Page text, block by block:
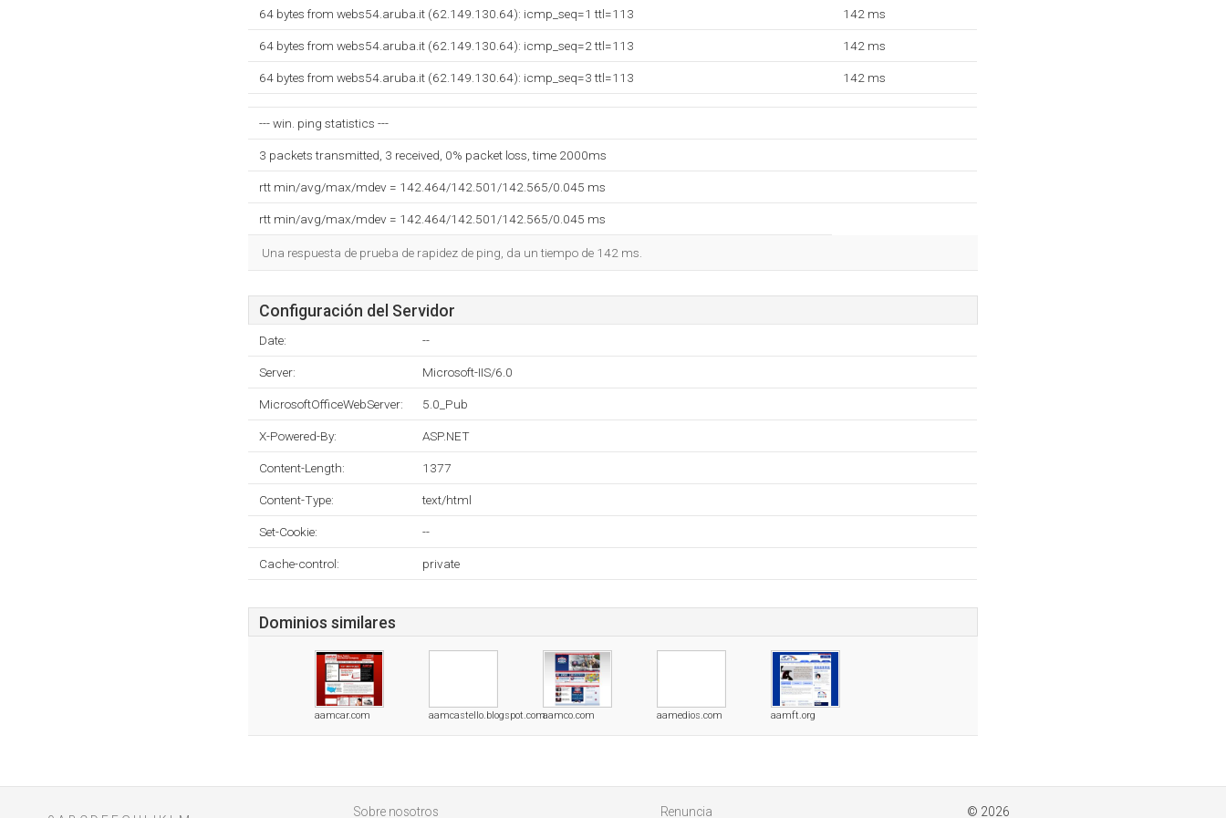
64 bytes from webs54.aruba.it (62.149.130.64): icmp_seq=1 ttl=113 142 ms
64 bytes from webs54.aruba.it (62.149.130.64): icmp_seq=2 ttl=113 142 ms
64 bytes from webs54.aruba.it (62.149.130.64): icmp_seq=3 ttl=113 142 ms
--- win. ping statistics ---
3 packets transmitted, 3 received, 0% packet loss, time 2000ms
rtt min/avg/max/mdev = 142.464/142.501/142.565/0.045 ms
rtt min/avg/max/mdev = 142.464/142.501/142.565/0.045 ms
Una respuesta de prueba de rapidez de ping, da un tiempo de 142 ms.
Configuración del Servidor
Date: --
Server: Microsoft-IIS/6.0
MicrosoftOfficeWebServer: 5.0_Pub
X-Powered-By: ASP.NET
Content-Length: 1377
Content-Type: text/html
Set-Cookie: --
Cache-control: private
Dominios similares
aamcar.com aamcastello.blogspot.comaamco.com aamedios.com aamft.org
Sobre nosotros Renuncia © 2026